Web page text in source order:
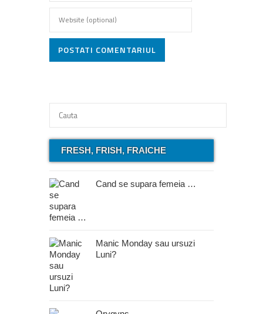
POSTATI COMENTARIUL
FRESH, FRISH, FRAICHE
Cand se supara femeia …
Manic Monday sau ursuzi
Luni?